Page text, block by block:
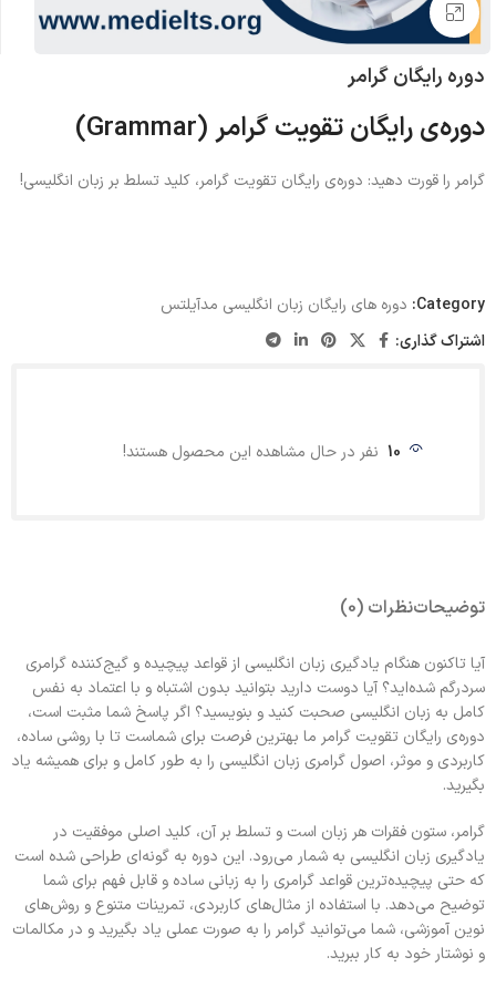
بزرگنمایی تصویر
دوره رایگان گرامر
دوره‌یرایگانتقویتگرامر (Grammar)
گرامر را قورت دهید: دوره‌ی رایگان تقویت گرامر، کلید تسلط بر زبان انگلیسی!
Category: دوره های رایگان زبان انگلیسی مدآیلتس
اشتراک گذاری:
10 نفر در حال مشاهده این محصول هستند!
توضیحاتنظرات (0)
آیا تاکنون هنگام یادگیری زبان انگلیسی از قواعد پیچیده و گیج‌کننده گرامری
سردرگم شده‌اید؟ آیا دوست دارید بتوانید بدون اشتباه و با اعتماد به نفس
کامل به زبان انگلیسی صحبت کنید و بنویسید؟ اگر پاسخ شما مثبت است،
دوره‌ی رایگان تقویت گرامر ما بهترین فرصت برای شماست تا با روشی ساده،
کاربردی و موثر، اصول گرامری زبان انگلیسی را به طور کامل و برای همیشه یاد
بگیرید.
گرامر، ستون فقرات هر زبان است و تسلط بر آن، کلید اصلی موفقیت در
یادگیری زبان انگلیسی به شمار می‌رود. این دوره به گونه‌ای طراحی شده است
که حتی پیچیده‌ترین قواعد گرامری را به زبانی ساده و قابل فهم برای شما
توضیح می‌دهد. با استفاده از مثال‌های کاربردی، تمرینات متنوع و روش‌های
نوین آموزشی، شما می‌توانید گرامر را به صورت عملی یاد بگیرید و در مکالمات
و نوشتار خود به کار ببرید.